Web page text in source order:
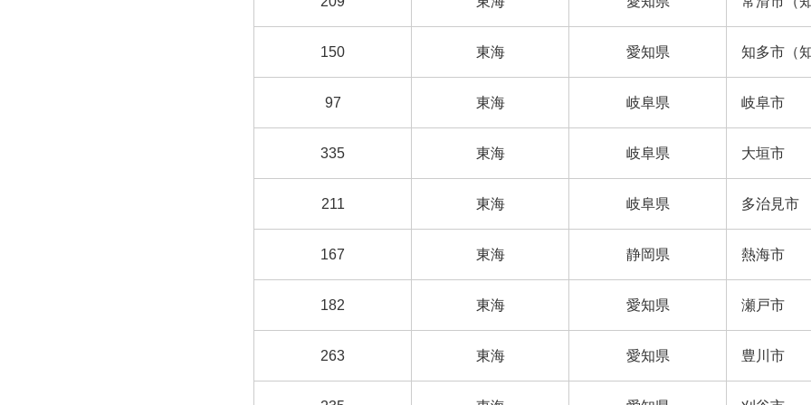
150 東海 愛知県 知多市（
97 東海 岐阜県 岐阜市
335 東海 岐阜県 大垣市
211 東海 岐阜県 多治見市
167 東海 静岡県 熱海市
182 東海 愛知県 瀬戸市
263 東海 愛知県 豊川市